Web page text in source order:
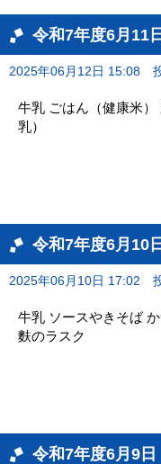
令和7年度6月11
2025年06月12日 15:08
牛乳 ごはん（健康米
乳）
令和7年度6月10
2025年06月10日 17:02
牛乳 ソースやきそば
麩のラスク
令和7年度6月9